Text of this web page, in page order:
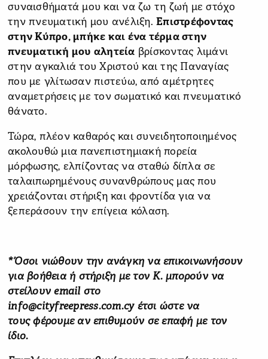
συναισθήματά μου και να ζω τη ζωή με στόχο
την πνευματική μου ανέλιξη. Επιστρέφοντας
στην Κύπρο, μπήκε και ένα τέρμα στην
πνευματική μου αλητεία βρίσκοντας λιμάνι
στην αγκαλιά του Χριστού και της Παναγίας
που με γλίτωσαν πιστεύω, από αμέτρητες
αναμετρήσεις με τον σωματικό και πνευματικό
θάνατο.
Τώρα, πλέον καθαρός και συνειδητοποιημένος
ακολουθώ μια πανεπιστημιακή πορεία
μόρφωσης, ελπίζοντας να σταθώ δίπλα σε
ταλαιπωρημένους συνανθρώπους μας που
χρειάζονται στήριξη και φροντίδα για να
ξεπεράσουν την επίγεια κόλαση.
*Όσοι νιώθουν την ανάγκη να επικοινωνήσουν
για βοήθεια ή στήριξη με τον Κ. μπορούν να
στείλουν email στο
info@cityfreepress.com.cy έτσι ώστε να
τους φέρουμε αν επιθυμούν σε επαφή με τον
ίδιο.